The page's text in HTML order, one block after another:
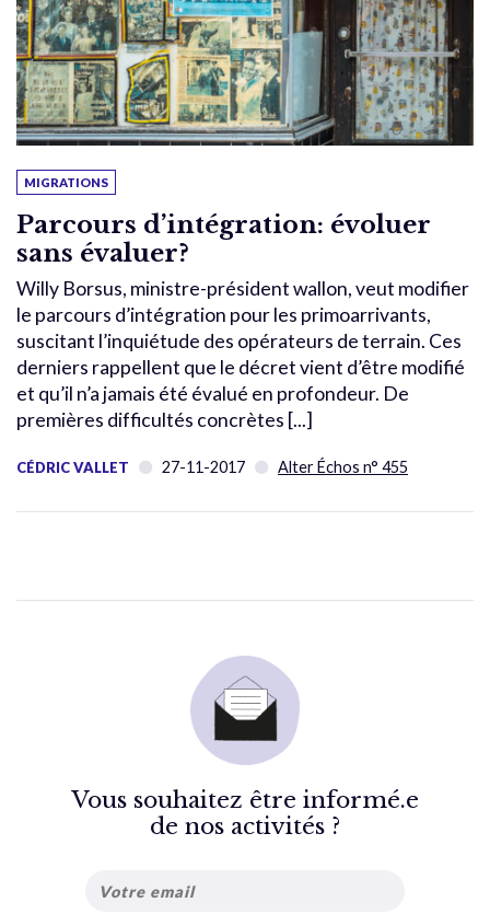
MIGRATIONS
Parcours d’intégration: évoluer
sans évaluer?
Willy Borsus, ministre-président wallon, veut modifier
le parcours d’intégration pour les primoarrivants,
suscitant l’inquiétude des opérateurs de terrain. Ces
derniers rappellent que le décret vient d’être modifié
et qu’il n’a jamais été évalué en profondeur. De
premières difficultés concrètes [...]
CÉDRIC VALLET 27-11-2017 Alter Échos n° 455
Vous souhaitez être informé.e
de nos activités ?